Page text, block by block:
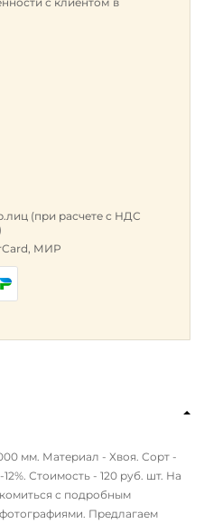
(при расчете с НДС
МИР
мм. Материал - Хвоя. Сорт -
Стоимость - 120 руб. шт. На
с подробным
Предлагаем